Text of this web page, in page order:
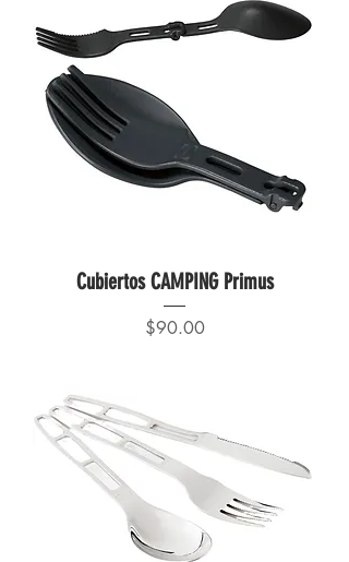
Cubiertos CAMPING Primus
Precio
$90.00